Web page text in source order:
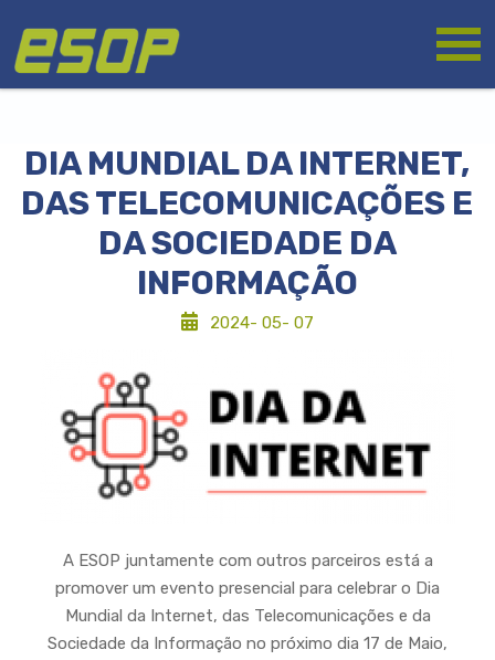
main
content
DIA MUNDIAL DA INTERNET,
DAS TELECOMUNICAÇÕES E
DA SOCIEDADE DA
INFORMAÇÃO
2024- 05- 07
A ESOP juntamente com outros parceiros está a
promover um evento presencial para celebrar o Dia
Mundial da Internet, das Telecomunicações e da
Sociedade da Informação no próximo dia 17 de Maio,